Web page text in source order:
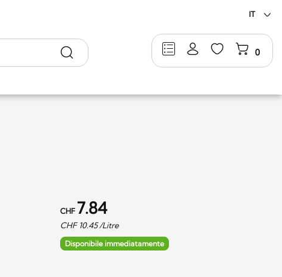
IT
0
Ricerca
CHF 7.84
CHF 10.45/Litre
Disponibile immediatamente